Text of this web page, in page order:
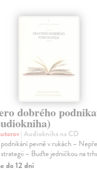
dobrého
| Audiokniha na CD
pevně v rukách –
– Buďte jedničkou na
do 12 dní